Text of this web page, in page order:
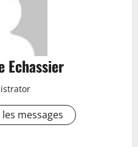
Echassier
messages